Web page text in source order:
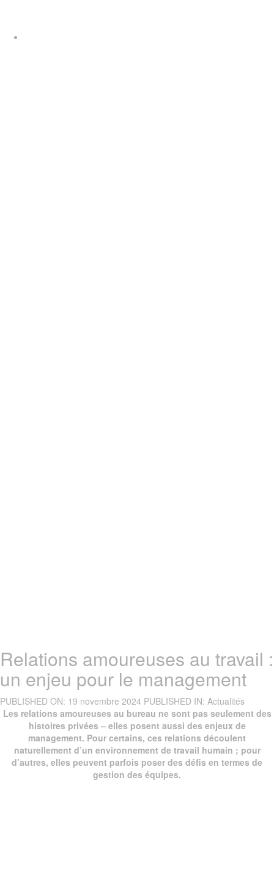
navigation
Relations amoureuses au travail :
un enjeu pour le management
PUBLISHED ON: 19 novembre 2024 PUBLISHED IN: Actualités
Les relations amoureuses au bureau ne sont pas seulement des
histoires privées – elles posent aussi des enjeux de
management. Pour certains, ces relations découlent
naturellement d’un environnement de travail humain ; pour
d’autres, elles peuvent parfois poser des défis en termes de
gestion des équipes.